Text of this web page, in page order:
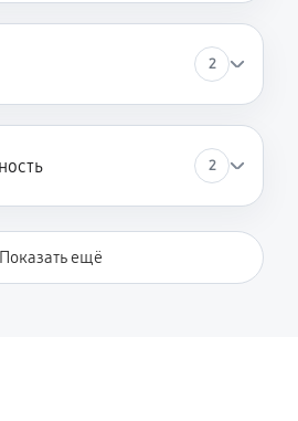
2
2
Показать ещё